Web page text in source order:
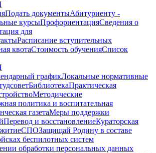
Подать документыАбитуриенту -
курсыПрофориентацияСведения о
для
Расписание вступительных
квотаСтоимость обученияCписок
графикЛокальные нормативные
БиблиотекаПрактическая
Методические
политика и воспитательная
газетаМеры поддержки
Перевод и восстановлениеКураторская
СПОЗащищай Родину в составе
беспилотных систем
обработки персональных данных